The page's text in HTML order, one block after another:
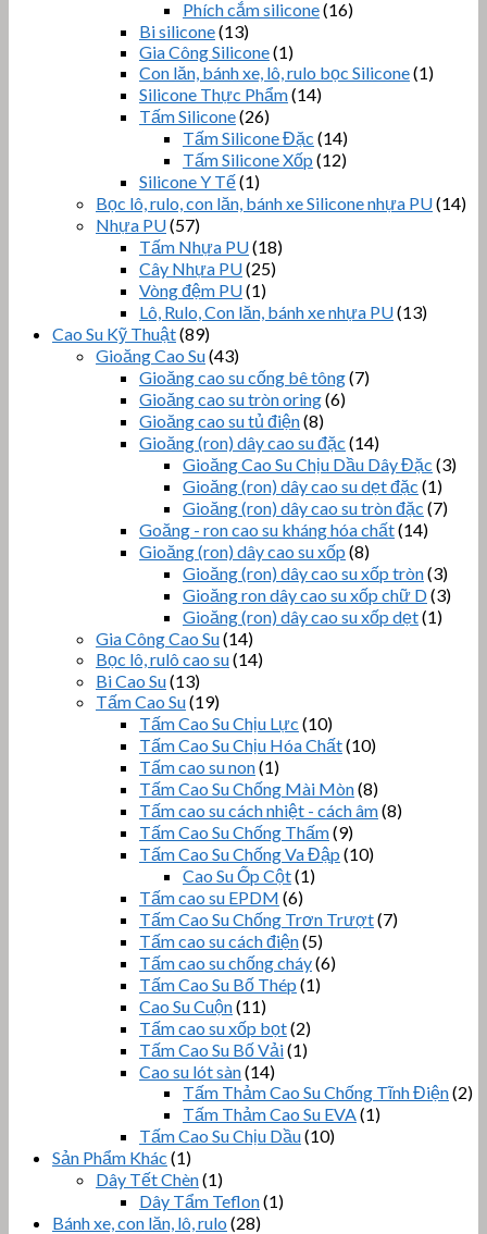
Phích cắm silicone(16)
Bi silicone(13)
Gia Công Silicone(1)
Con lăn, bánh xe, lô, rulo bọc Silicone(1)
Silicone Thực Phẩm(14)
Tấm Silicone(26)
Tấm Silicone Đặc (14)
Tấm Silicone Xốp (12)
Silicone Y Tế(1)
Bọc lô, rulo, con lăn, bánh xe Silicone nhựa PU(14)
Nhựa PU(57)
Tấm Nhựa PU(18)
Cây Nhựa PU(25)
Vòng đệm PU(1)
Lô, Rulo, Con lăn, bánh xe nhựa PU(13)
Cao Su Kỹ Thuật(89)
Gioăng Cao Su(43)
Gioăng cao su cống bê tông(7)
Gioăng cao su tròn oring(6)
Gioăng cao su tủ điện(8)
Gioăng (ron) dây cao su đặc (14)
Gioăng Cao Su Chịu Dầu Dây Đặc (3)
Gioăng (ron) dây cao su dẹt đặc (1)
Gioăng (ron) dây cao su tròn đặc (7)
Goăng - ron cao su kháng hóa chất(14)
Gioăng (ron) dây cao su xốp (8)
Gioăng (ron) dây cao su xốp tròn(3)
Gioăng ron dây cao su xốp chữ D(3)
Gioăng (ron) dây cao su xốp dẹt(1)
Gia Công Cao Su(14)
Bọc lô, rulô cao su(14)
Bi Cao Su(13)
Tấm Cao Su(19)
Tấm Cao Su Chịu Lực (10)
Tấm Cao Su Chịu Hóa Chất(10)
Tấm cao su non(1)
Tấm Cao Su Chống Mài Mòn(8)
Tấm cao su cách nhiệt - cách âm(8)
Tấm Cao Su Chống Thấm(9)
Tấm Cao Su Chống Va Đập (10)
Cao Su Ốp Cột(1)
Tấm cao su EPDM (6)
Tấm Cao Su Chống Trơn Trượt(7)
Tấm cao su cách điện(5)
Tấm cao su chống cháy(6)
Tấm Cao Su Bố Thép (1)
Cao Su Cuộn(11)
Tấm cao su xốp bọt(2)
Tấm Cao Su Bố Vải(1)
Cao su lót sàn(14)
Tấm Thảm Cao Su Chống Tĩnh Điện(2)
Tấm Thảm Cao Su EVA(1)
Tấm Cao Su Chịu Dầu(10)
Sản Phẩm Khác (1)
Dây Tết Chèn(1)
Dây Tẩm Teflon(1)
Bánh xe, con lăn, lô, rulo (28)